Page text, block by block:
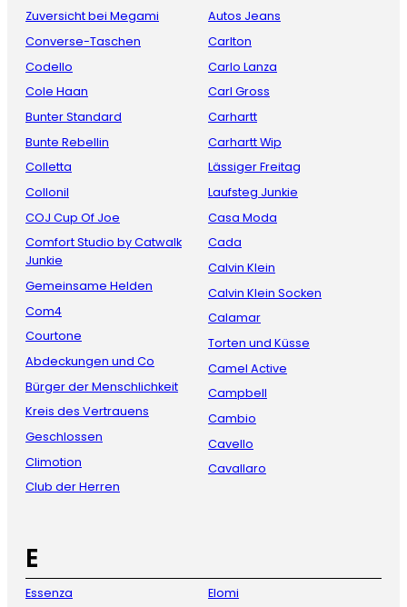
Zuversicht bei Megami
Converse-Taschen
Codello
Cole Haan
Bunter Standard
Bunte Rebellin
Colletta
Collonil
COJ Cup Of Joe
Comfort Studio by Catwalk
Junkie
Gemeinsame Helden
Com4
Courtone
Abdeckungen und Co
Bürger der Menschlichkeit
Kreis des Vertrauens
Geschlossen
Climotion
Club der Herren
Autos Jeans
Carlton
Carlo Lanza
Carl Gross
Carhartt
Carhartt Wip
Lässiger Freitag
Laufsteg Junkie
Casa Moda
Cada
Calvin Klein
Calvin Klein Socken
Calamar
Torten und Küsse
Camel Active
Campbell
Cambio
Cavello
Cavallaro
E
Essenza Elomi